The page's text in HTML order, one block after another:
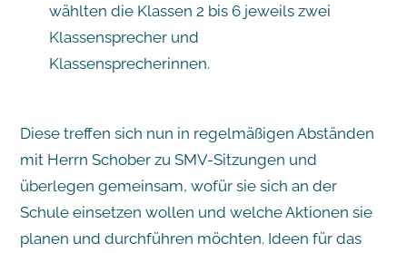
wählten die Klassen 2 bis 6 jeweils zwei
Klassensprecher und
Klassensprecherinnen.
Diese treffen sich nun in regelmäßigen Abständen
mit Herrn Schober zu SMV-Sitzungen und
überlegen gemeinsam, wofür sie sich an der
Schule einsetzen wollen und welche Aktionen sie
planen und durchführen möchten. Ideen für das